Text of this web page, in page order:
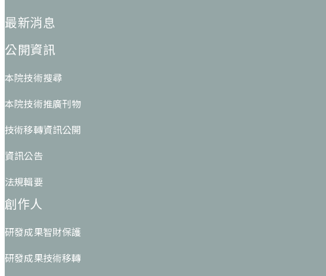
最新消息
公開資訊
本院技術搜尋
本院技術推廣刊物
技術移轉資訊公開
資訊公告
法規輯要
創作人
研發成果智財保護
研發成果技術移轉